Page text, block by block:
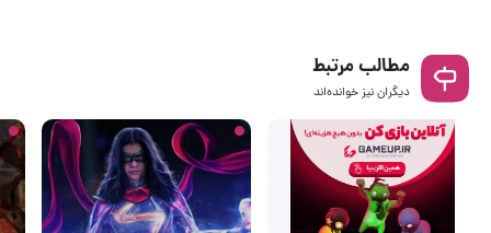
مطالب مرتبط
دیگران نیز خوانده‌اند